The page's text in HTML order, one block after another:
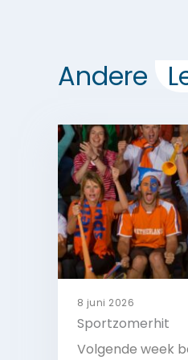
Andere
8 juni 2026
Sportzomerhit
Volgende week